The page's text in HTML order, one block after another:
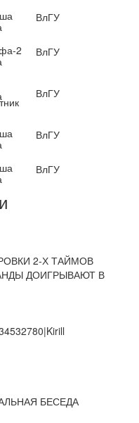
ВлГУ
2
ВлГУ
ВлГУ
ВлГУ
ВлГУ
2-Х ТАЙМОВ
ДОИГРЫВАЮТ В
БЕСЕДА